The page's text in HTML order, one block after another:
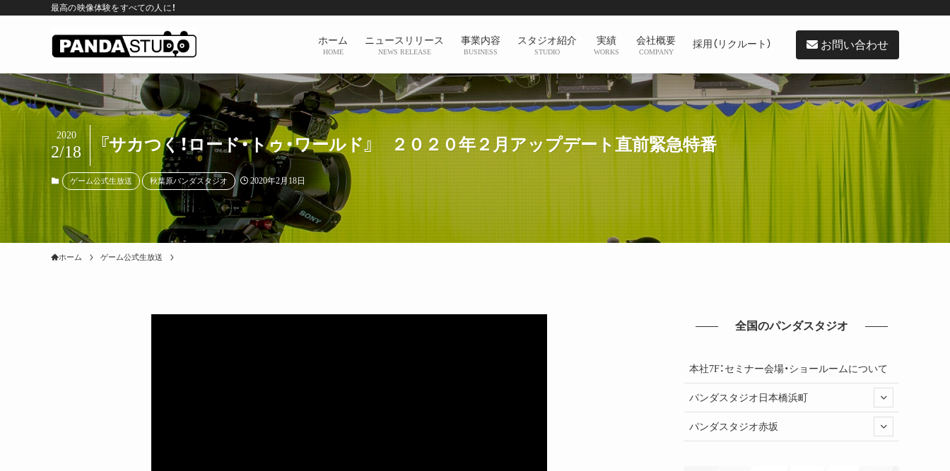
最高の映像体験をすべての人に！
ホーム
HOME
ニュースリリース
NEWS RELEASE
事業内容
BUSINESS
スタジオ紹介
STUDIO
実績
WORKS
会社概要
COMPANY
採用（リクルート） お問い合わせ
『サカつく！ロード・トゥ・ワールド』 ２０２０年２月アップデート直前緊急特番
2020
2/18
ゲーム公式生放送 秋葉原パンダスタジオ 2020年2月18日
ホーム ゲーム公式生放送
全国のパンダスタジオ
本社7F：セミナー会場・ショールームについて
パンダスタジオ日本橋浜町
パンダスタジオ赤坂